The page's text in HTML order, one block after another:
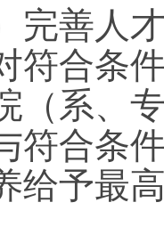
善人才
符合条
（系、
符合条
给予最